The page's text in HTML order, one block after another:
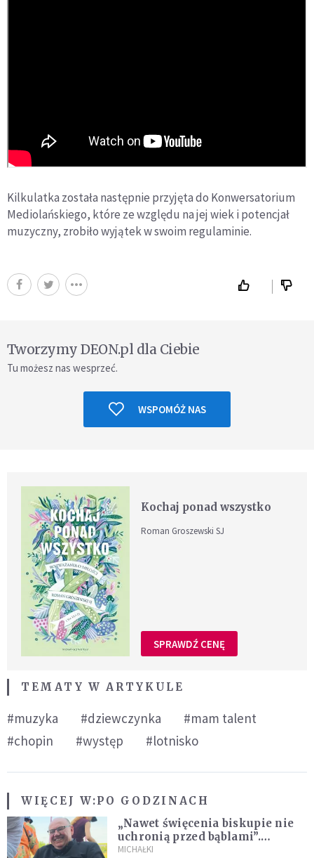
Kilkulatka została następnie przyjęta do Konwersatorium
Mediolańskiego, które ze względu na jej wiek i potencjał
muzyczny, zrobiło wyjątek w swoim regulaminie.
Tworzymy DEON.pl dla Ciebie
Tu możesz nas wesprzeć.
WSPOMÓŻ NAS
Kochaj ponad wszystko
Roman Groszewski SJ
SPRAWDŹ CENĘ
TEMATY W ARTYKULE
#muzyka #dziewczynka
#mam talent
#chopin
#występ #lotnisko
WIĘCEJ W:PO GODZINACH
„Nawet święcenia biskupie nie
uchronią przed bąblami”.
Archidiecezja pokazała
MICHAŁKI